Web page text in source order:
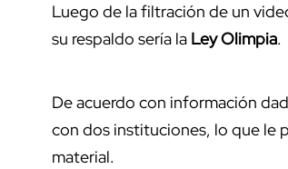
Luego de la filtración de un
su respaldo sería la Ley Olimpia.
De acuerdo con información
con dos instituciones, lo que le
material.